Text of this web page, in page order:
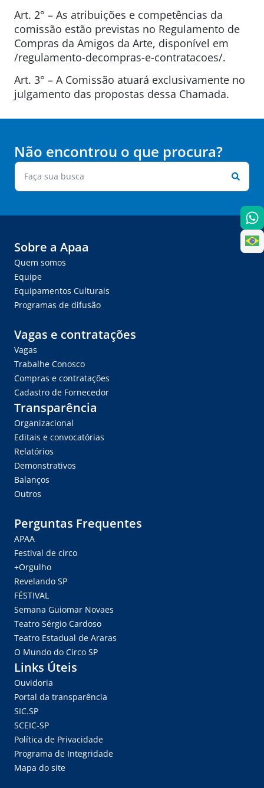
Art. 2° – As atribuições e competências da
comissão estão previstas no Regulamento de
Compras da Amigos da Arte, disponível em
/regulamento-decompras-e-contratacoes/.
Art. 3° – A Comissão atuará exclusivamente no
julgamento das propostas dessa Chamada.
Não encontrou o que procura?
Sobre a Apaa
Quem somos
Equipe
Equipamentos Culturais
Programas de difusão
Vagas e contratações
Vagas
Trabalhe Conosco
Compras e contratações
Cadastro de Fornecedor
Transparência
Organizacional
Editais e convocatórias
Relatórios
Demonstrativos
Balanços
Outros
Perguntas Frequentes
APAA
Festival de circo
+Orgulho
Revelando SP
FÉSTIVAL
Semana Guiomar Novaes
Teatro Sérgio Cardoso
Teatro Estadual de Araras
O Mundo do Circo SP
Links Úteis
Ouvidoria
Portal da transparência
SIC.SP
SCEIC-SP
Política de Privacidade
Programa de Integridade
Mapa do site